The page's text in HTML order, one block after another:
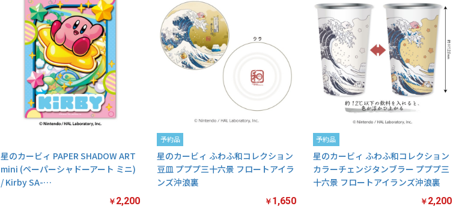
星のカービィ PAPER SHADOW ART
mini (ペーパーシャドーアート ミニ)
/ Kirby SA-…
￥ 2,200
予約品
星のカービィ ふわふ和コレクション
豆皿 プププ三十六景 フロートアイラ
ンズ沖浪裏
￥ 1,650
予約品
星のカービィ ふわふ和コレクション
カラーチェンジタンブラー プププ三
十六景 フロートアイランズ沖浪裏
￥ 2,200